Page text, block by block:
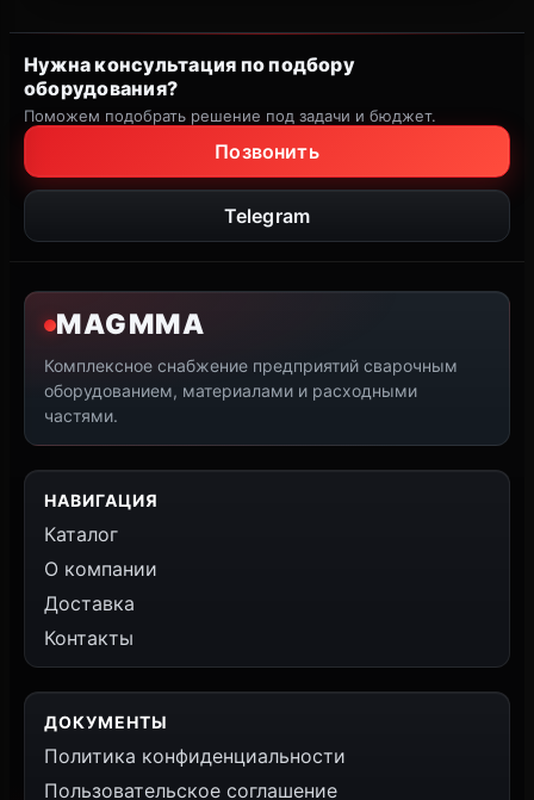
Нужна консультация по подбору
оборудования?
Поможем подобрать решение под задачи и бюджет.
Позвонить
Telegram
MAGMMA
Комплексное снабжение предприятий сварочным
оборудованием, материалами и расходными
частями.
НАВИГАЦИЯ
Каталог
О компании
Доставка
Контакты
ДОКУМЕНТЫ
Политика конфиденциальности
Пользовательское соглашение